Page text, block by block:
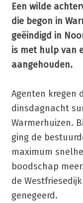
Een wilde
die begon in
geëindigd in
is met hulp van
aangehouden.
Agenten kregen
dinsdagnacht
Warmerhuizen.
ging de
maximum
boodschap
de
genegeerd.